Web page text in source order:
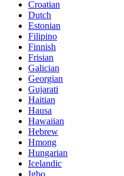
Croatian
Dutch
Estonian
Filipino
Finnish
Frisian
Galician
Georgian
Gujarati
Haitian
Hausa
Hawaiian
Hebrew
Hmong
Hungarian
Icelandic
Igbo